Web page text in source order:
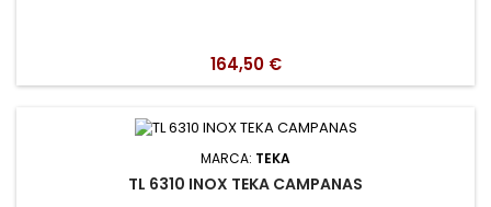
164,50 €
MARCA: TEKA
TL 6310 INOX TEKA CAMPANAS